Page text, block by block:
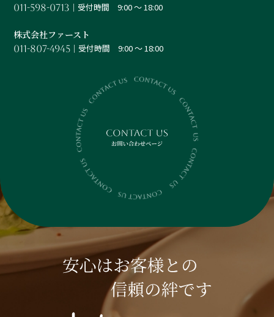
011-598-0713 │受付時間 9:00 ～ 18:00
株式会社ファースト
011-807-4945 │受付時間 9:00 ～ 18:00